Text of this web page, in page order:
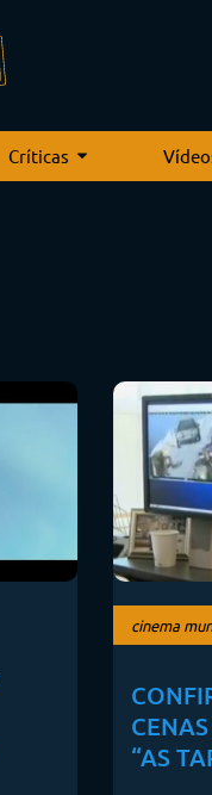
Críticas
cinema
“AS